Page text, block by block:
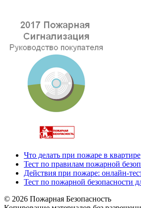
Что делать при пожаре в квартире
Тест по правилам пожарной
Действия при пожаре: онлайн-
Тест по пожарной безопасности
© 2026 Пожарная Безопасность